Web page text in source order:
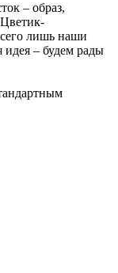
– образ,
Цветик-
лишь наши
идея – будем рады